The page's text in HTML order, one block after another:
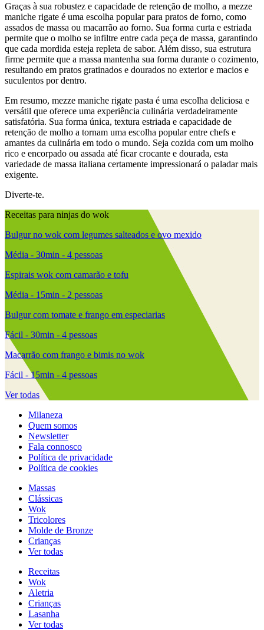
Graças à sua robustez e capacidade de retenção de molho, a mezze
maniche rigate é uma escolha popular para pratos de forno, como
assados de massa ou macarrão ao forno. Sua forma curta e estriada
permite que o molho se infiltre entre cada peça de massa, garantindo
que cada mordida esteja repleta de sabor. Além disso, sua estrutura
firme permite que a massa mantenha sua forma durante o cozimento,
resultando em pratos gratinados e dourados no exterior e macios e
suculentos por dentro.
Em resumo, mezze maniche rigate pasta é uma escolha deliciosa e
versátil que oferece uma experiência culinária verdadeiramente
satisfatória. Sua forma única, textura estriada e capacidade de
retenção de molho a tornam uma escolha popular entre chefs e
amantes da culinária em todo o mundo. Seja cozida com um molho
rico e encorpado ou assada até ficar crocante e dourada, esta
variedade de massa italiana certamente impressionará o paladar mais
exigente.
Diverte-te.
Receitas para ninjas do wok
Bulgur no wok com legumes salteados e ovo mexido
Média - 30min - 4 pessoas
Espirais wok com camarão e tofu
Média - 15min - 2 pessoas
Bulgur com tomate e frango em especiarias
Fácil - 30min - 4 pessoas
Macarrão com frango e bimis no wok
Fácil - 15min - 4 pessoas
Ver todas
Milaneza
Quem somos
Newsletter
Fala connosco
Política de privacidade
Política de cookies
Massas
Clássicas
Wok
Tricolores
Molde de Bronze
Crianças
Ver todas
Receitas
Wok
Aletria
Crianças
Lasanha
Ver todas